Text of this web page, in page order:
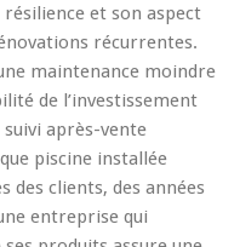
et son aspect
récurrentes.
maintenance moindre
de l’investissement
après-vente
piscine installée
des clients, des années
entreprise qui